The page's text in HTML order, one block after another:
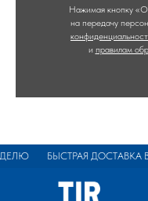
Нажимая кнопку
на передачу
и правилам
БЫСТРАЯ ДОСТАВКА В